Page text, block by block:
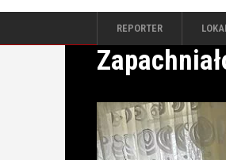
REPORTER